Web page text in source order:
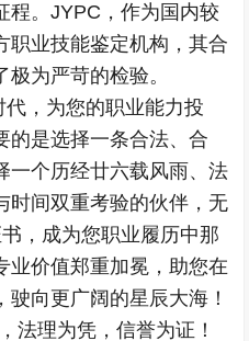
程。JYPC，作为国内较
职业技能鉴定机构，其合
为严苛的检验。
，为您的职业能力投
的是选择一条合法、合
一个历经廿六载风雨、法
时间双重考验的伙伴，无
，成为您职业履历中那
业价值郑重加冕，助您在
向更广阔的星辰大海！
法理为凭，信誉为证！